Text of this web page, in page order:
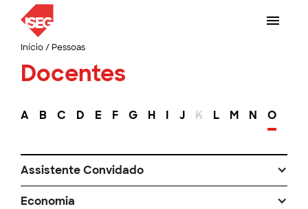
Início/ Pessoas
Docentes
A B C D E F G H I J K L M N O
Assistente Convidado
Economia